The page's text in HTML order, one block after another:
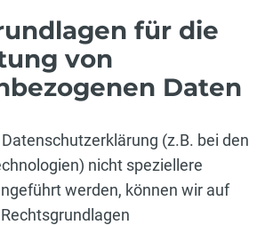
für die
von
Daten
(z.B. bei den
nicht speziellere
werden, können wir auf